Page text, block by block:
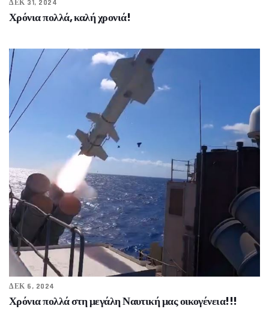
ΔΕΚ 31, 2024
Χρόνια πολλά, καλή χρονιά!
ΔΕΚ 6, 2024
Χρόνια πολλά στη μεγάλη Ναυτική μας οικογένεια!!!